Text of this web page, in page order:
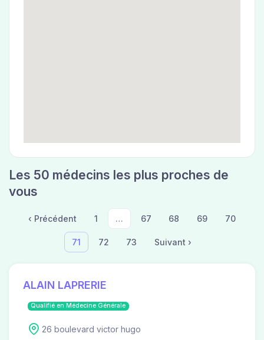
Les 50 médecins les plus proches de
vous
‹ Précédent 1 … 67 68 69 70
71 72 73 Suivant ›
ALAIN LAPRERIE
Qualifié en Médecine Générale
26 boulevard victor hugo